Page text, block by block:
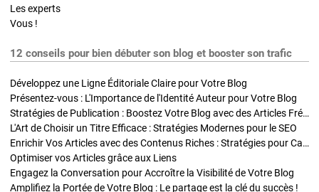
Les experts
Vous !
12 conseils pour bien débuter son blog et booster son trafic
Développez une Ligne Éditoriale Claire pour Votre Blog
Présentez-vous : L'Importance de l'Identité Auteur pour Votre Blog
Stratégies de Publication : Boostez Votre Blog avec des Articles Fréquents et Exclusifs
L'Art de Choisir un Titre Efficace : Stratégies Modernes pour le SEO
Enrichir Vos Articles avec des Contenus Riches : Stratégies pour Captiver et Optimiser
Optimiser vos Articles grâce aux Liens
Engagez la Conversation pour Accroître la Visibilité de Votre Blog
Amplifiez la Portée de Votre Blog : Le partage est la clé du succès !